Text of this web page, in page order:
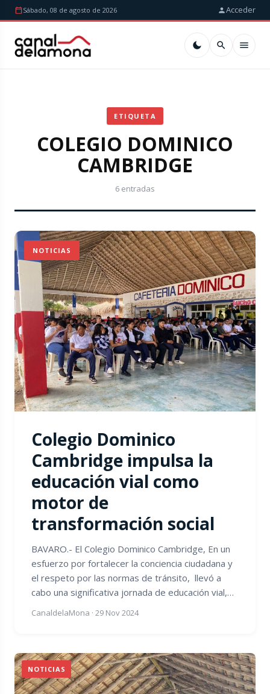
Sábado, 08 de agosto de 2026 Acceder
ETIQUETA
COLEGIO DOMINICO
CAMBRIDGE
6 entradas
NOTICIAS
Colegio Dominico
Cambridge impulsa la
educación vial como
motor de
transformación social
BAVARO.- El Colegio Dominico Cambridge, En un
esfuerzo por fortalecer la conciencia ciudadana y
el respeto por las normas de tránsito, llevó a
cabo una significativa jornada de educación vial,…
CanaldelaMona · 29 Nov 2024
NOTICIAS